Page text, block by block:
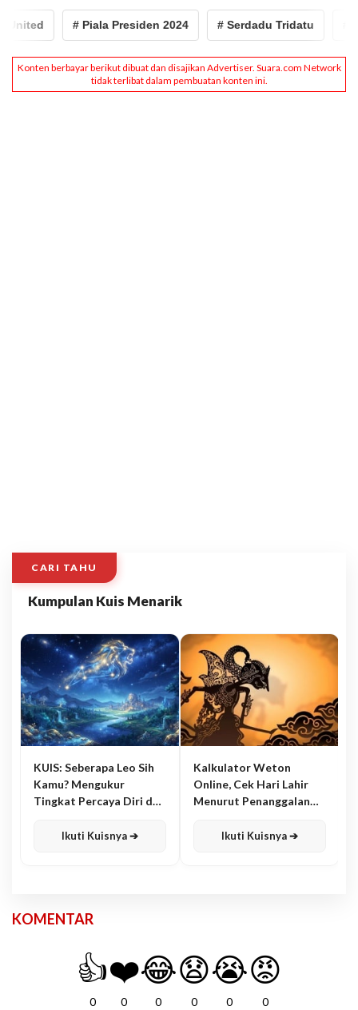
# Piala Presiden 2024 # Serdadu Tridatu
CARI TAHU
Kumpulan Kuis Menarik
KUIS: Seberapa Leo Sih
Kamu? Mengukur
Tingkat Percaya Diri dan
Ikuti Kuisnya ➔
Kalkulator Weton
Online, Cek Hari Lahir
Menurut Penanggalan
Ikuti Kuisnya ➔
KOMENTAR
👍
0
❤️
0
😂
0
😧
0
😭
0
😡
0